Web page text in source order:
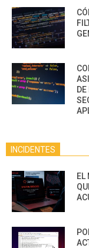
INCIDENTES
EL